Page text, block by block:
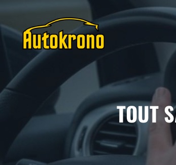
contenu
TOUT